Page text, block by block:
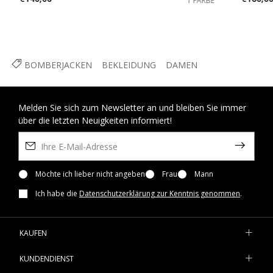
BOMBERJACKEN BEKLEIDUNG DAMEN
Melden Sie sich zum Newsletter an und bleiben Sie immer
über die letzten Neuigkeiten informiert!
Möchte ich lieber nicht angeben Frau
Mann
Ich habe die Datenschutzerklärung zur Kenntnis genommen.
KAUFEN
KUNDENDIENST